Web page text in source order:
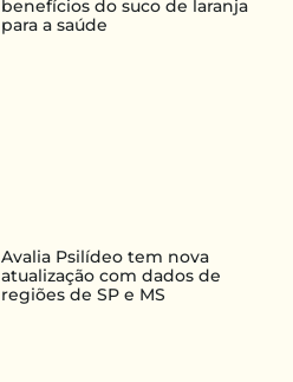
benefícios do suco de laranja
para a saúde
Avalia Psilídeo tem nova
atualização com dados de
regiões de SP e MS